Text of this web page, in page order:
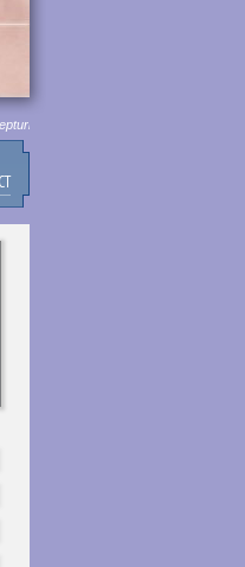
Fundamentale a Uniunii Europene,